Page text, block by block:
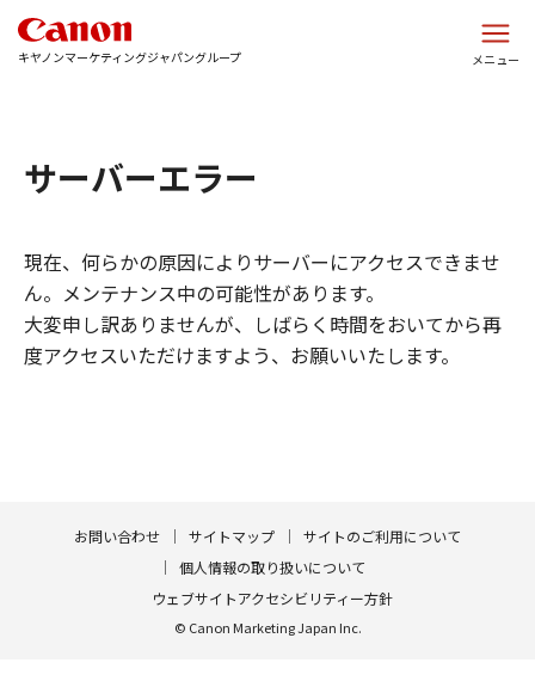
キヤノンマーケティングジャパングループ メニュー
サーバーエラー
現在、何らかの原因によりサーバーにアクセスできませ
ん。メンテナンス中の可能性があります。
大変申し訳ありませんが、しばらく時間をおいてから再
度アクセスいただけますよう、お願いいたします。
お問い合わせ サイトマップ
サイトのご利用について
個人情報の取り扱いについて
ウェブサイトアクセシビリティー方針
© Canon Marketing Japan Inc.